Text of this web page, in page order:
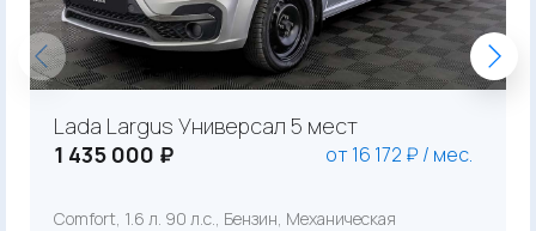
Lada Largus Универсал 5 мест
1 435 000 ₽
от 16 172 ₽ / мес.
Comfort, 1.6 л. 90 л.с., Бензин, Механическая